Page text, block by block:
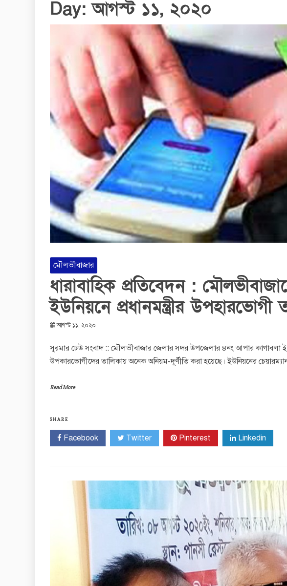
Day:আগস্ট ১১, ২০২০
মৌলভীবাজার
ধারাবাহিক প্রতিবেদন :
ইউনিয়নে প্রধানমন্ত্রীর উপহারভোগী
আগস্ট ১১, ২০২০
সুরমার ঢেউ সংবাদ :: মৌলভীবাজার জেলার সদর উপজেলার ৪নং আপার কাগাবলা
উপকারভোগীদের তালিকায় অনেক অনিয়ম-দূর্ণীতি করা হয়েছে। ইউনিয়নের
Read More
SHARE
Facebook Twitter Pinterest Linkedin